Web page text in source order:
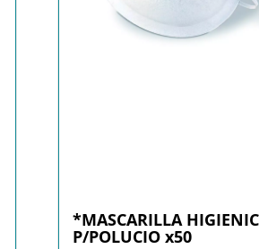
*MASCARILLA
P/POLUCIO x50